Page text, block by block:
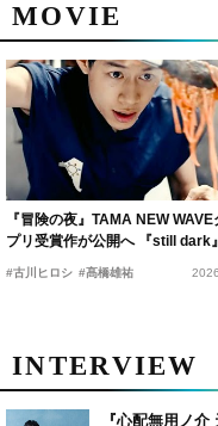
MOVIE
『冒険の夜』TAMA NEW
プリ受賞作が公開へ 『still dark
時上映決定
#古川ヒロシ #髙橋雄祐
INTERVIEW
『心配無用ノ